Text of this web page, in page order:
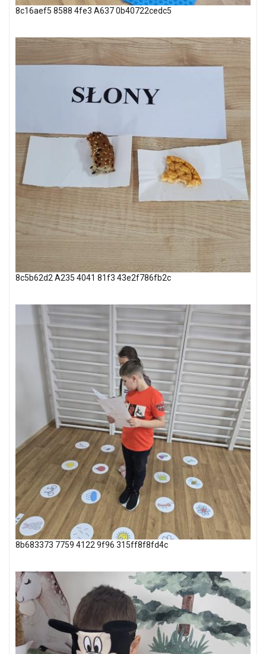
8c16aef5 8588 4fe3 A637 0b40722cedc5
8c5b62d2 A235 4041 81f3 43e2f786fb2c
8b683373 7759 4122 9f96 315ff8f8fd4c